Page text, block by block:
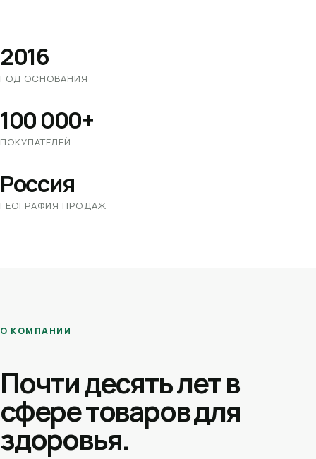
2016
ГОД ОСНОВАНИЯ
100 000+
ПОКУПАТЕЛЕЙ
Россия
ГЕОГРАФИЯ ПРОДАЖ
О КОМПАНИИ
Почти десять лет в
сфере товаров для
здоровья.